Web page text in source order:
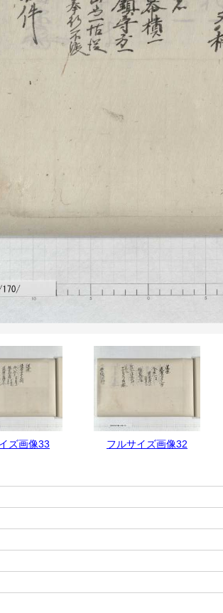
ズ画像33 フルサイズ画像32